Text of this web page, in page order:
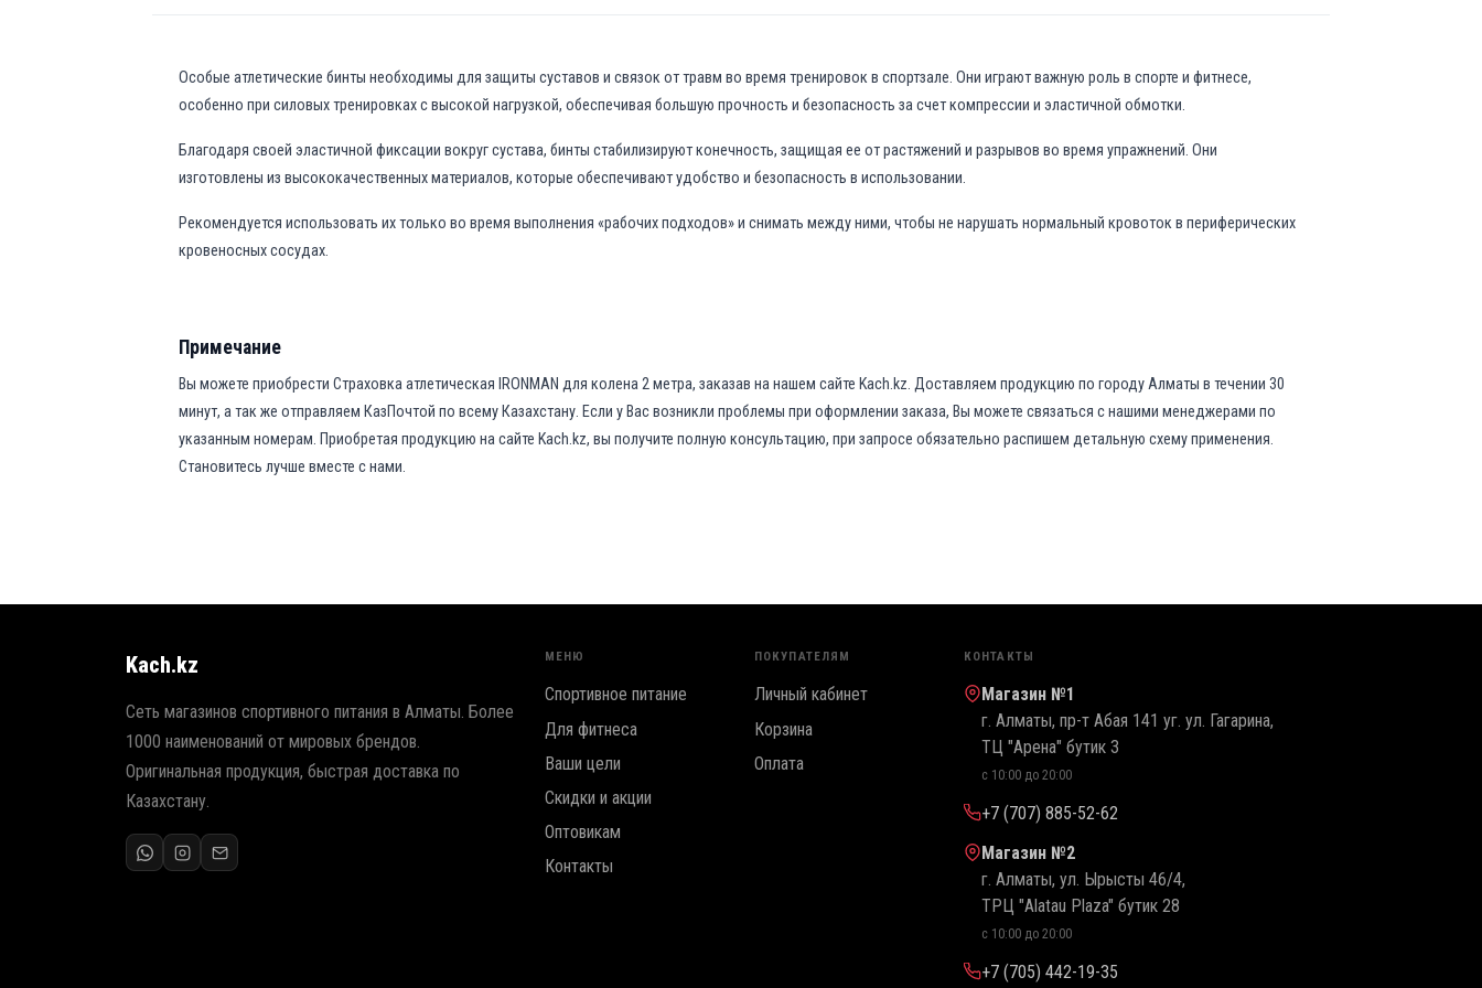
я
л
а
0
Особые атлетические бинты необходимы для защиты суставов и связок от травм во время тренировок в спортзале. Они играют важную роль в спорте и фитнесе,
особенно при силовых тренировках с высокой нагрузкой, обеспечивая большую прочность и безопасность за счет компрессии и эластичной обмотки.
Благодаря своей эластичной фиксации вокруг сустава, бинты стабилизируют конечность, защищая ее от растяжений и разрывов во время упражнений. Они
изготовлены из высококачественных материалов, которые обеспечивают удобство и безопасность в использовании.
Рекомендуется использовать их только во время выполнения «рабочих подходов» и снимать между ними, чтобы не нарушать нормальный кровоток в периферических
кровеносных сосудах.
Примечание
Вы можете приобрести Страховка атлетическая IRONMAN для колена 2 метра, заказав на нашем сайте Kach.kz. Доставляем продукцию по городу Алматы в течении 30
минут, а так же отправляем КазПочтой по всему Казахстану. Если у Вас возникли проблемы при оформлении заказа, Вы можете связаться с нашими менеджерами по
указанным номерам. Приобретая продукцию на сайте Kach.kz, вы получите полную консультацию, при запросе обязательно распишем детальную схему применения.
Становитесь лучше вместе с нами.
Kach.kz
Сеть магазинов спортивного питания в Алматы. Более
1000 наименований от мировых брендов.
Оригинальная продукция, быстрая доставка по
Казахстану.
МЕНЮ
Спортивное питание
Для фитнеса
Ваши цели
Скидки и акции
Оптовикам
Контакты
ПОКУПАТЕЛЯМ
Личный кабинет
Корзина
Оплата
КОНТАКТЫ
Магазин №1
г. Алматы, пр-т Абая 141 уг. ул. Гагарина,
ТЦ "Арена" бутик 3
с 10:00 до 20:00
+7 (707) 885-52-62
Магазин №2
г. Алматы, ул. Ырысты 46/4,
ТРЦ "Alatau Plaza" бутик 28
с 10:00 до 20:00
+7 (705) 442-19-35